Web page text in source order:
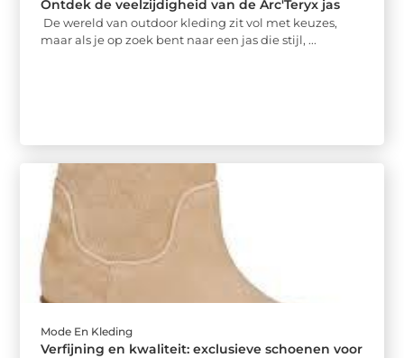
Ontdek de veelzijdigheid van de Arc'Teryx jas
De wereld van outdoor kleding zit vol met keuzes,
maar als je op zoek bent naar een jas die stijl, ...
Mode En Kleding
Verfijning en kwaliteit: exclusieve schoenen voor